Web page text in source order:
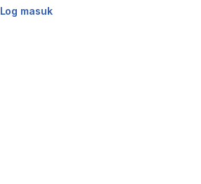
Log masuk